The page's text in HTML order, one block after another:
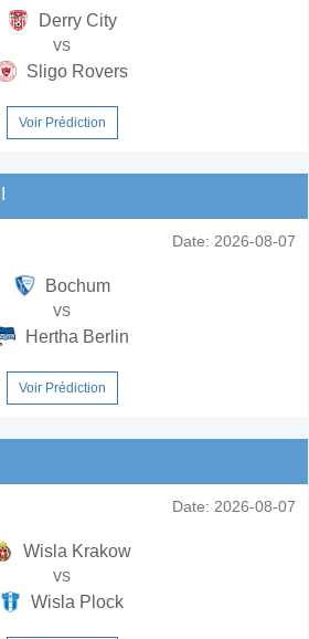
Derry City
vs
Sligo Rovers
Voir Prédiction
Date: 2026-08-07
Bochum
vs
Hertha Berlin
Voir Prédiction
Date: 2026-08-07
Wisla Krakow
vs
Wisla Plock